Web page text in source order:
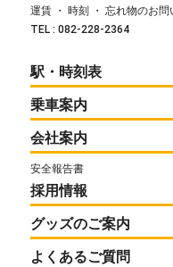
運賃 ・ 時刻 ・ 忘れ物のお
TEL : 082-228-2364
駅・時刻表
乗車案内
会社案内
安全報告書
採用情報
グッズのご案内
よくあるご質問